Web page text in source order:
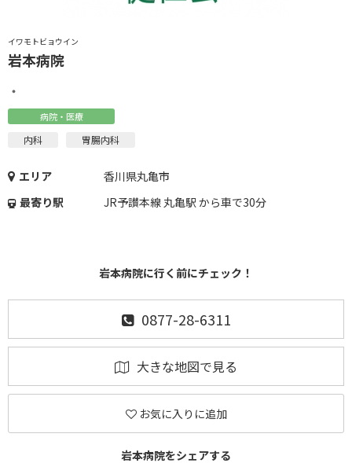
イワモトビョウイン
岩本病院
・
病院・医療
内科 胃腸内科
エリア
香川県丸亀市
最寄り駅
JR予讃本線 丸亀駅 から車で30分
岩本病院に行く前にチェック！
0877-28-6311
大きな地図で見る
お気に入りに追加
岩本病院をシェアする